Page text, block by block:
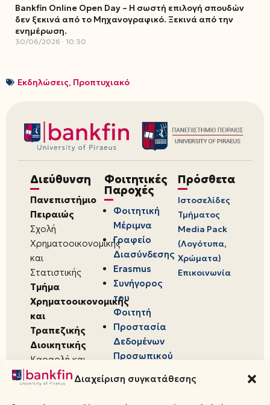
Διαχείριση συγκατάθεσης
Bankfin Online Open Day – Η σωστή επιλογή σπουδών
δεν ξεκινά από το Μηχανογραφικό. Ξεκινά από την
ενημέρωση.
30/06/2026 10:30
Εκδηλώσεις, Προπτυχιακό
Διεύθυνση
Πανεπιστήμιο
Πειραιώς
Σχολή
Χρηματοοικονομικής
και
Στατιστικής
Τμήμα
Χρηματοοικονομικής
και
Τραπεζικής
Διοικητικής
Καραολή και
Δημητρίου 80,
18534,
Φοιτητικές
Παροχές
Φοιτητική
Μέριμνα
Γραφείο
Διασύνδεσης
Erasmus
Συνήγορος
του
Φοιτητή
Προστασία
Δεδομένων
Προσωπικού
Πρόσθετα
Ιστοσελίδες
Τμήματος
Media Pack
(Λογότυπα,
Χρώματα)
Επικοινωνία